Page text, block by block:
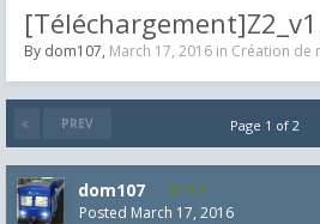
By dom107, March 17, 2016 in Création de
PREV Page 1 of 2
dom107 154
Posted March 17, 2016